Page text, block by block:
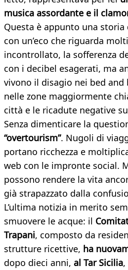
musica assordante e il
Questa è appunto una
con un’eco che riguarda
incontrollato, la sofferenza
con i decibel esagerati, ma
vivono il disagio nei bed
nelle zone maggiormente
città e le ricadute negative
Senza dimenticare la
“overtourism”. Nugoli di
portano ricchezza e
web con le impronte social.
possono rendere la vita
già strapazzato dalla
L’ultima notizia in merito
smuovere le acque: il
Trapani, composto da
strutture ricettive, ha
dopo dieci anni, al Tar Sicilia,